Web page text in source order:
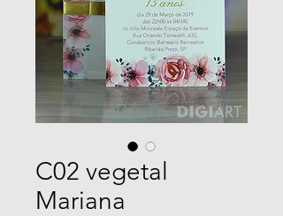
C02 vegetal
Mariana